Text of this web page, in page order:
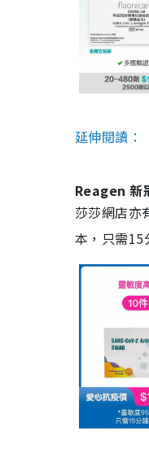
延伸閱讀：
Reagen 新
莎莎網店亦
本，只需15